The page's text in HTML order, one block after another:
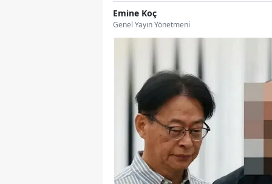
Emine Koç
Genel Yayın Yönetmeni